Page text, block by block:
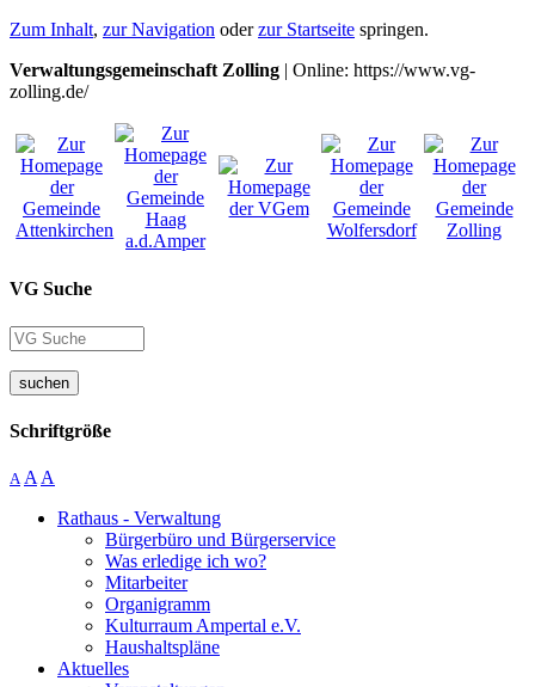
Zum Inhalt, zur Navigation oderzur Startseite springen.
Verwaltungsgemeinschaft Zolling | Online: https://www.vg-
zolling.de/
VG Suche
suchen
Schriftgröße
A A A
Rathaus - Verwaltung
Bürgerbüro und Bürgerservice
Was erledige ich wo?
Mitarbeiter
Organigramm
Kulturraum Ampertal e.V.
Haushaltspläne
Aktuelles